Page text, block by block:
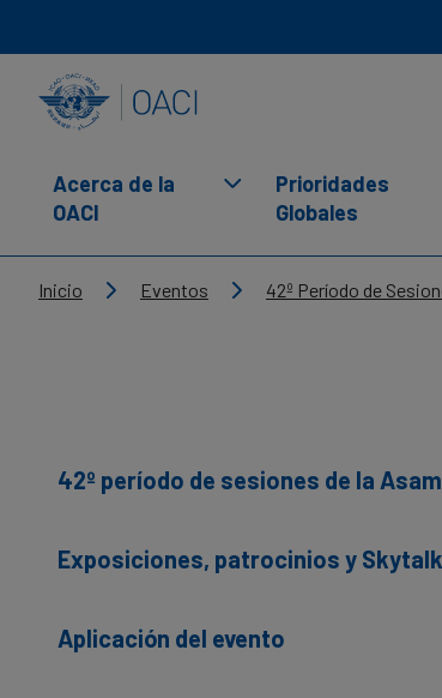
Acerca de la
OACI
Prioridades
Globales
Breadcrumb
Inicio Eventos 42º Período de
42º período de sesiones de la
Exposiciones, patrocinios y
Aplicación del evento